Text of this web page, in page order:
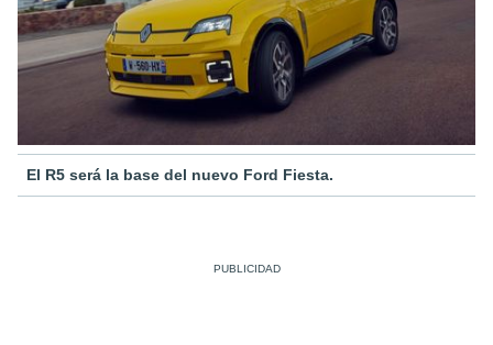
El R5 será la base del nuevo Ford Fiesta.